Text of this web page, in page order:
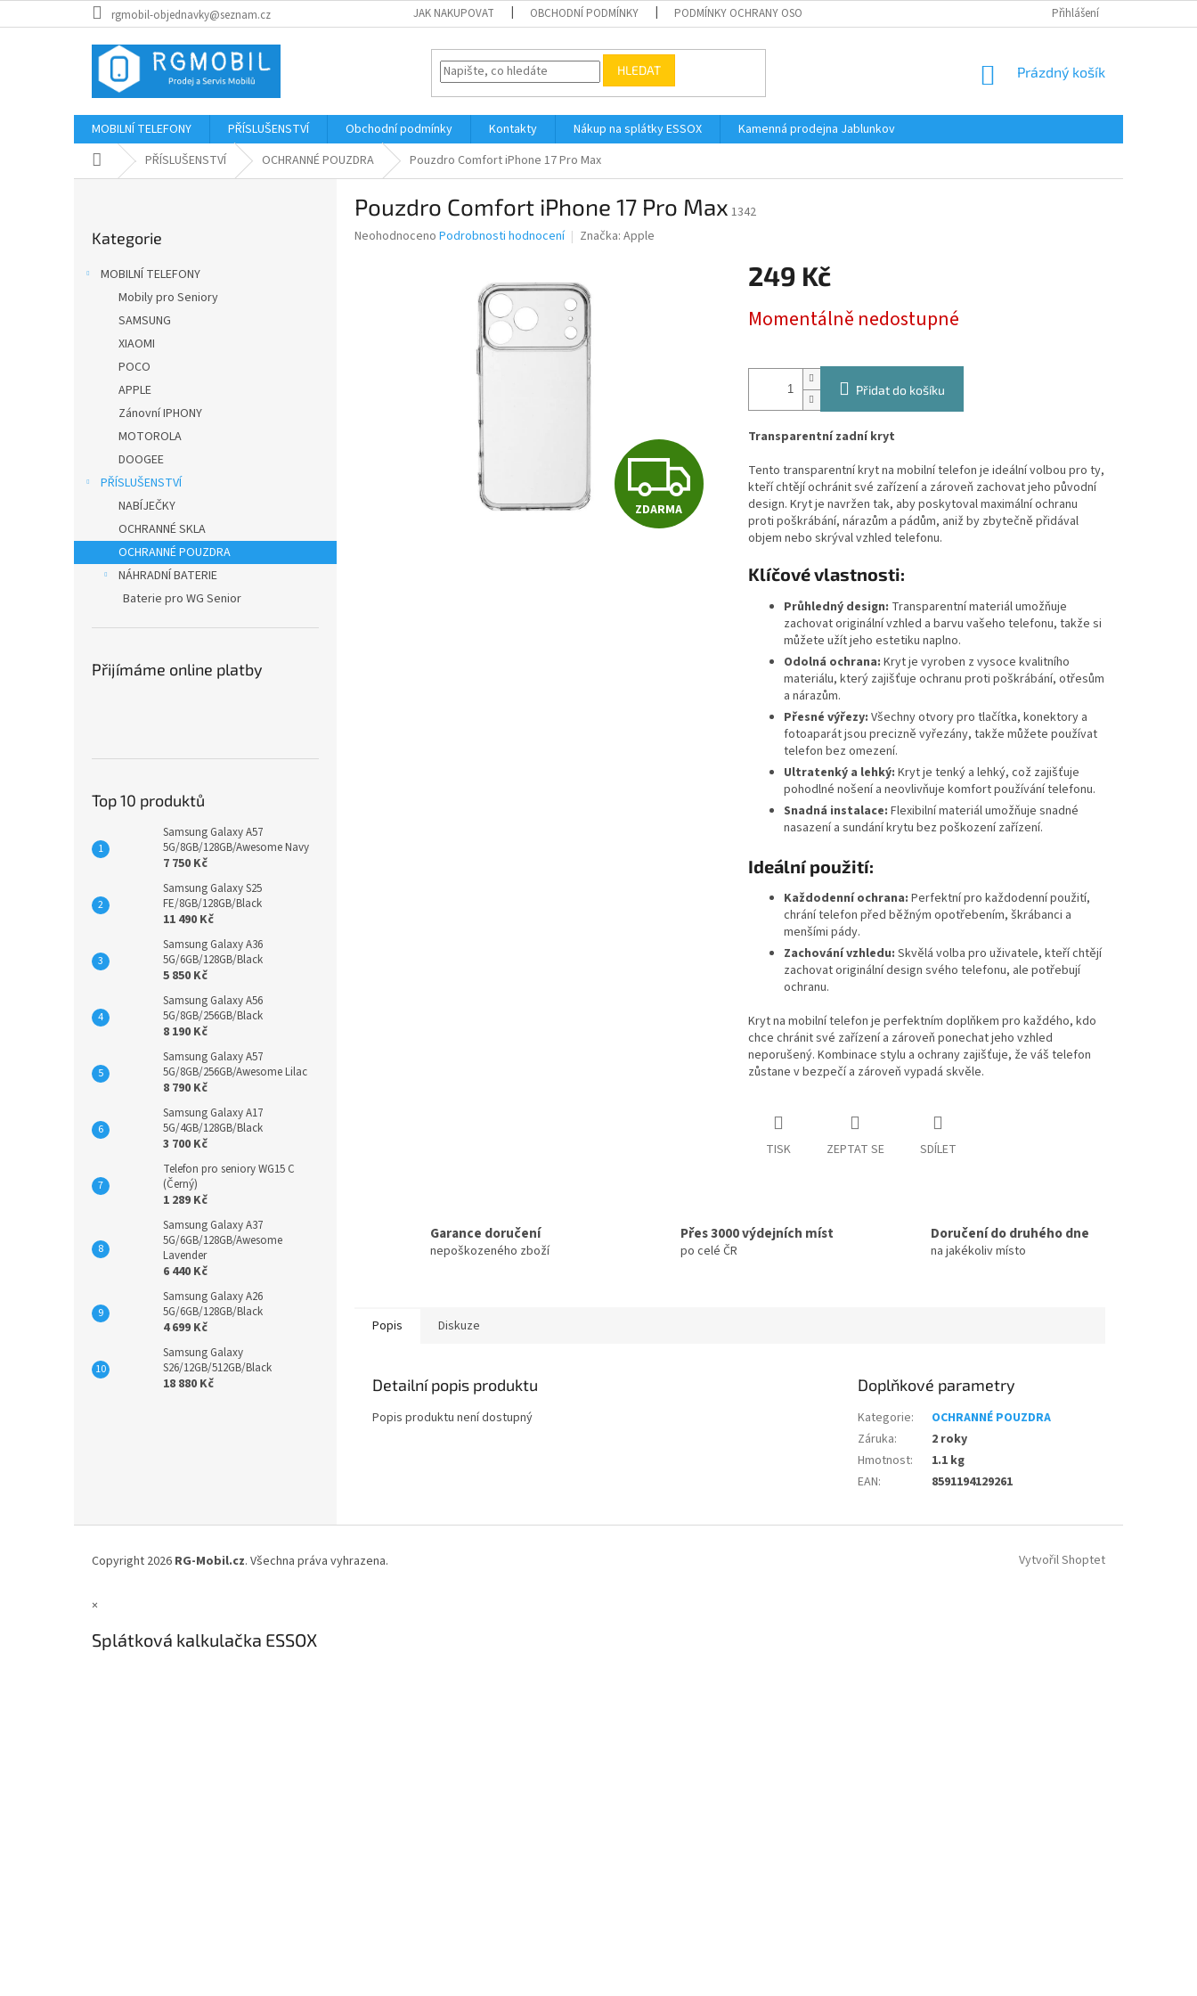
na
rgmobil-objednavky@seznam.cz JAK NAKUPOVAT OBCHODNÍ PODMÍNKY PODMÍNKY OCHRANY OSOBNÍCH ÚDAJŮ Přihlášení
HLEDAT
NÁKUPNÍ
Prázdný košík
MOBILNÍ TELEFONY PŘÍSLUŠENSTVÍ Obchodní podmínky Kontakty Nákup na splátky ESSOX
Kamenná prodejna Jablunkov
Domů PŘÍSLUŠENSTVÍ OCHRANNÉ POUZDRA Pouzdro Comfort iPhone 17 Pro Max
kategorie
Kategorie
MOBILNÍ TELEFONY
Mobily pro Seniory
SAMSUNG
XIAOMI
POCO
APPLE
Zánovní IPHONY
MOTOROLA
DOOGEE
PŘÍSLUŠENSTVÍ
NABÍJEČKY
OCHRANNÉ SKLA
OCHRANNÉ POUZDRA
NÁHRADNÍ BATERIE
Baterie pro WG Senior
Přijímáme online platby
Top 10 produktů
Samsung Galaxy A57
5G/8GB/128GB/Awesome Navy
7 750 Kč
Samsung Galaxy S25
FE/8GB/128GB/Black
11 490 Kč
Samsung Galaxy A36
5G/6GB/128GB/Black
5 850 Kč
Samsung Galaxy A56
5G/8GB/256GB/Black
8 190 Kč
Samsung Galaxy A57
5G/8GB/256GB/Awesome Lilac
8 790 Kč
Samsung Galaxy A17
5G/4GB/128GB/Black
3 700 Kč
Telefon pro seniory WG15 C
(Černý)
1 289 Kč
Samsung Galaxy A37
5G/6GB/128GB/Awesome
Lavender
6 440 Kč
Samsung Galaxy A26
5G/6GB/128GB/Black
4 699 Kč
Samsung Galaxy
S26/12GB/512GB/Black
18 880 Kč
Pouzdro Comfort iPhone 17 Pro Max 1342
Průměrné
Neohodnoceno Podrobnosti hodnocení Značka: Apple
Z
D
ZDARMA
249 Kč
cena:
Momentálně nedostupné
Přidat do košíku
Transparentní zadní kryt
Tento transparentní kryt na mobilní telefon je ideální volbou pro ty,
kteří chtějí ochránit své zařízení a zároveň zachovat jeho původní
design. Kryt je navržen tak, aby poskytoval maximální ochranu
proti poškrábání, nárazům a pádům, aniž by zbytečně přidával
objem nebo skrýval vzhled telefonu.
Klíčové vlastnosti:
Průhledný design: Transparentní materiál umožňuje
zachovat originální vzhled a barvu vašeho telefonu, takže si
můžete užít jeho estetiku naplno.
Odolná ochrana: Kryt je vyroben z vysoce kvalitního
materiálu, který zajišťuje ochranu proti poškrábání, otřesům
a nárazům.
Přesné výřezy: Všechny otvory pro tlačítka, konektory a
fotoaparát jsou precizně vyřezány, takže můžete používat
telefon bez omezení.
Ultratenký a lehký: Kryt je tenký a lehký, což zajišťuje
pohodlné nošení a neovlivňuje komfort používání telefonu.
Snadná instalace: Flexibilní materiál umožňuje snadné
nasazení a sundání krytu bez poškození zařízení.
Ideální použití:
Každodenní ochrana: Perfektní pro každodenní použití,
chrání telefon před běžným opotřebením, škrábanci a
menšími pády.
Zachování vzhledu: Skvělá volba pro uživatele, kteří chtějí
zachovat originální design svého telefonu, ale potřebují
ochranu.
Kryt na mobilní telefon je perfektním doplňkem pro každého, kdo
chce chránit své zařízení a zároveň ponechat jeho vzhled
neporušený. Kombinace stylu a ochrany zajišťuje, že váš telefon
zůstane v bezpečí a zároveň vypadá skvěle.
TISK ZEPTAT SE SDÍLET
Garance doručení
nepoškozeného zboží
Přes 3000 výdejních míst
po celé ČR
Doručení do druhého dne
na jakékoliv místo
Popis Diskuze
Detailní popis produktu
Popis produktu není dostupný
Doplňkové parametry
Kategorie:
OCHRANNÉ POUZDRA
Záruka:
2 roky
Hmotnost:
1.1 kg
EAN: 8591194129261
Vytvořil Shoptet
Copyright 2026 RG-Mobil.cz. Všechna práva vyhrazena.
×
Splátková kalkulačka ESSOX